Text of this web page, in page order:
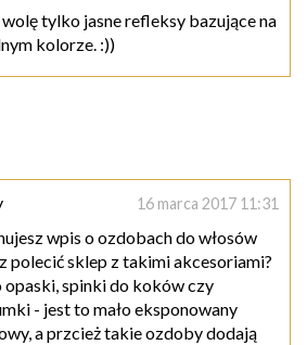
wolę tylko jasne refleksy bazujące na
kolorze. :))
16 marca 2017 11:31
wpis o ozdobach do włosów
polecić sklep z takimi akcesoriami?
opaski, spinki do koków czy
- jest to mało eksponowany
a przcież takie ozdoby dodają